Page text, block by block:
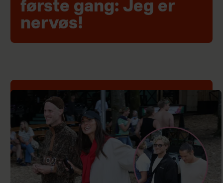
første gang: Jeg er
nervøs!